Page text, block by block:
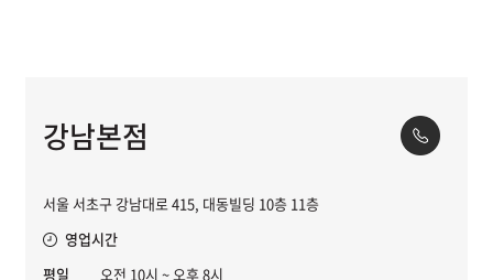
강남본점
서울 서초구 강남대로 415, 대동빌딩 10층 11층
영업시간
평일
오전 10시 ~ 오후 8시